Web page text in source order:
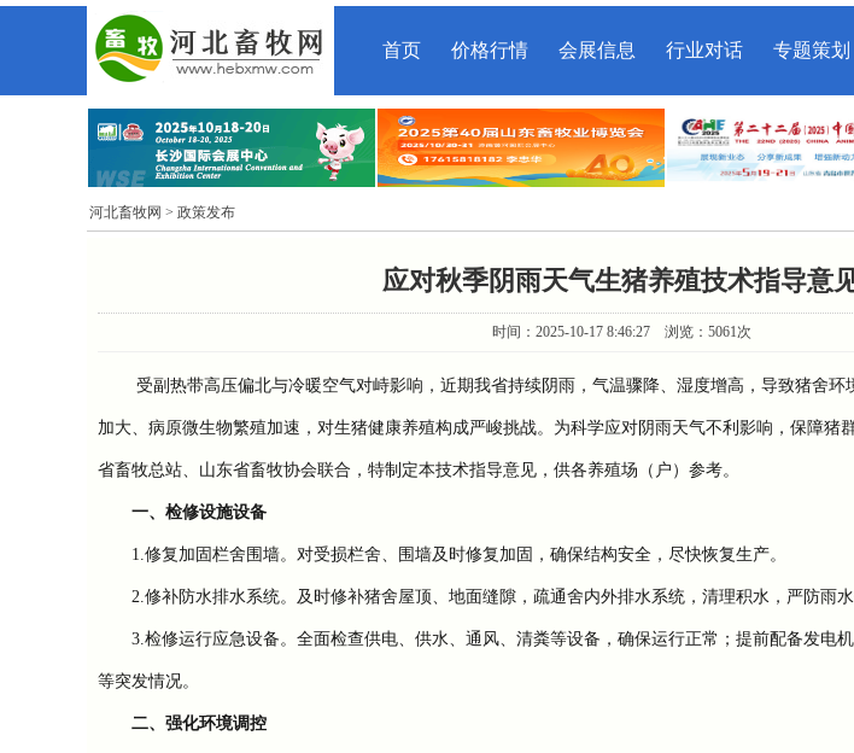
首页 价格行情 会展信息 行业对话 专题策划
河北畜牧网 > 政策发布
应对秋季阴雨天气生猪养殖技术指导意
时间：2025-10-17 8:46:27 浏览：5061次
受副热带高压偏北与冷暖空气对峙影响，近期我省持续阴雨，气温骤降、湿度增高，导致猪舍环
加大、病原微生物繁殖加速，对生猪健康养殖构成严峻挑战。为科学应对阴雨天气不利影响，保障猪
省畜牧总站、山东省畜牧协会联合，特制定本技术指导意见，供各养殖场（户）参考。
一、检修设施设备
1.修复加固栏舍围墙。对受损栏舍、围墙及时修复加固，确保结构安全，尽快恢复生产。
2.修补防水排水系统。及时修补猪舍屋顶、地面缝隙，疏通舍内外排水系统，清理积水，严防雨水
3.检修运行应急设备。全面检查供电、供水、通风、清粪等设备，确保运行正常；提前配备发电
等突发情况。
二、强化环境调控